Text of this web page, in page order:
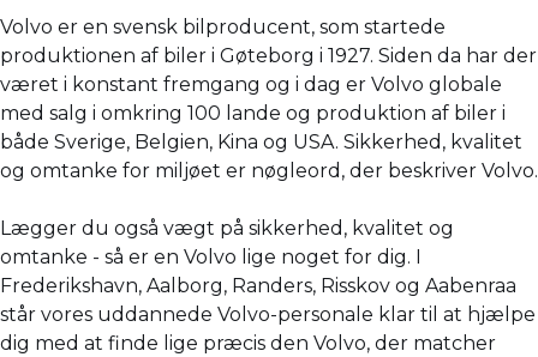
Volvo er en svensk bilproducent, som startede
produktionen af biler i Gøteborg i 1927. Siden da har der
været i konstant fremgang og i dag er Volvo globale
med salg i omkring 100 lande og produktion af biler i
både Sverige, Belgien, Kina og USA. Sikkerhed, kvalitet
og omtanke for miljøet er nøgleord, der beskriver Volvo.
Lægger du også vægt på sikkerhed, kvalitet og
omtanke - så er en Volvo lige noget for dig. I
Frederikshavn, Aalborg, Randers, Risskov og Aabenraa
står vores uddannede Volvo-personale klar til at hjælpe
dig med at finde lige præcis den Volvo, der matcher